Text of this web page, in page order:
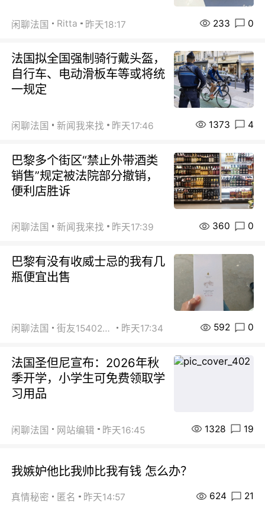
闲聊法国 Ritta 昨天18:17 233 0
法国拟全国强制骑行戴头盔，
自行车、电动滑板车等或将统
一规定
闲聊法国 新闻我来找 昨天17:46 1373 4
巴黎多个街区“禁止外带酒类
销售”规定被法院部分撤销，
便利店胜诉
闲聊法国 新闻我来找 昨天17:39 360 0
巴黎有没有收威士忌的我有几
瓶便宜出售
闲聊法国 街友15402223 昨天17:34 592 0
法国圣但尼宣布：2026年秋
季开学，小学生可免费领取学
习用品
闲聊法国 网站编辑 昨天16:45 1328 19
我嫉妒他比我帅比我有钱 怎么办？
真情秘密 匿名 昨天14:57 624 21